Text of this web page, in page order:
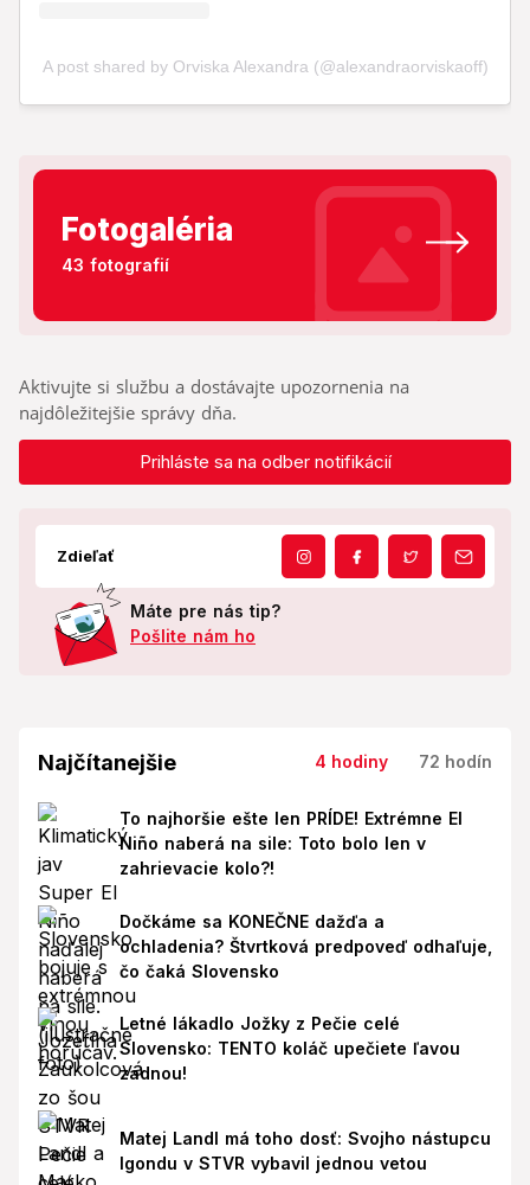
Fotogaléria
43 fotografií
Aktivujte si službu a dostávajte upozornenia na
najdôležitejšie správy dňa.
Prihláste sa na odber notifikácií
Zdieľať
Máte pre nás tip?
Pošlite nám ho
Najčítanejšie 4 hodiny 72 hodín
To najhoršie ešte len PRÍDE! Extrémne El
Niño naberá na sile: Toto bolo len v
zahrievacie kolo?!
Dočkáme sa KONEČNE dažďa a
ochladenia? Štvrtková predpoveď odhaľuje,
čo čaká Slovensko
Letné lákadlo Jožky z Pečie celé
Slovensko: TENTO koláč upečiete ľavou
zadnou!
Matej Landl má toho dosť: Svojho nástupcu
Igondu v STVR vybavil jednou vetou